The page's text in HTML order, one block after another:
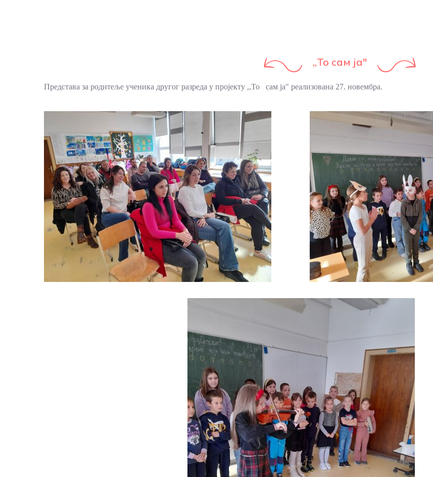
,,То сам ја"
Представа за родитеље ученика другог разреда у пројекту ,,То сам ја" реализована 27. новембра.